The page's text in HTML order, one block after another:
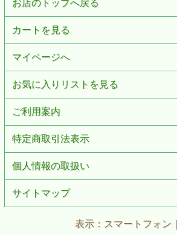
お店のトップへ戻る
カートを見る
マイページへ
お気に入りリストを見る
ご利用案内
特定商取引法表示
個人情報の取扱い
サイトマップ
表示：スマートフォン｜